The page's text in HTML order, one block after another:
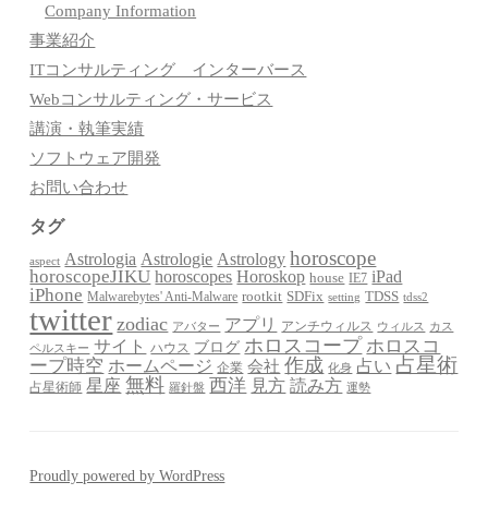
Company Information
事業紹介
ITコンサルティング インターバース
Webコンサルティング・サービス
講演・執筆実績
ソフトウェア開発
お問い合わせ
タグ
aspect Astrologia Astrologie Astrology horoscope
horoscopeJIKU horoscopes Horoskop house IE7 iPad
iPhone Malwarebytes' Anti-Malware rootkit SDFix setting TDSS tdss2
twitter zodiac アバター アプリ アンチウィルス ウィルス カス
ペルスキー サイト ハウス ブログ ホロスコープ ホロスコ
ープ時空 ホームページ 企業 会社 作成 化身 占い 占星術
占星術師 星座 無料 羅針盤 西洋 見方 読み方 運勢
Proudly powered by WordPress